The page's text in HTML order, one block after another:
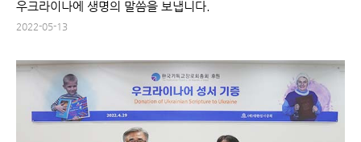
우크라이나에 생명의 말씀을 보냅니다.
2022-05-13